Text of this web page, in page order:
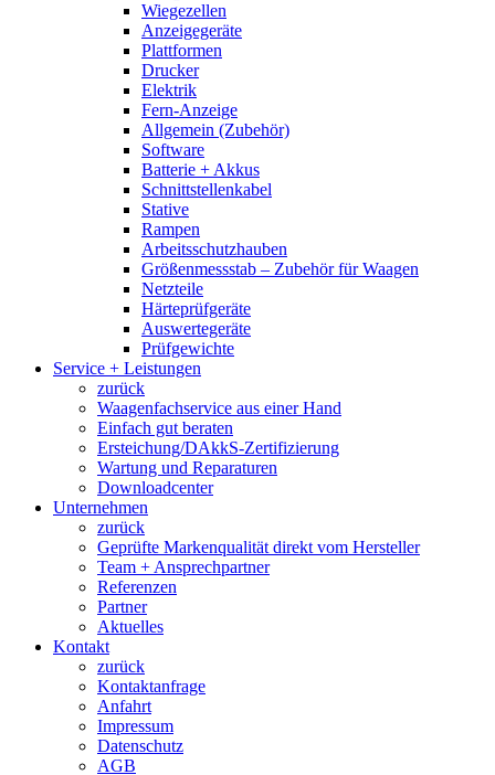
Wiegezellen
Anzeigegeräte
Plattformen
Drucker
Elektrik
Fern-Anzeige
Allgemein (Zubehör)
Software
Batterie + Akkus
Schnittstellenkabel
Stative
Rampen
Arbeitsschutzhauben
Größenmessstab – Zubehör für Waagen
Netzteile
Härteprüfgeräte
Auswertegeräte
Prüfgewichte
Service + Leistungen
zurück
Waagenfachservice aus einer Hand
Einfach gut beraten
Ersteichung/DAkkS-Zertifizierung
Wartung und Reparaturen
Downloadcenter
Unternehmen
zurück
Geprüfte Markenqualität direkt vom Hersteller
Team + Ansprechpartner
Referenzen
Partner
Aktuelles
Kontakt
zurück
Kontaktanfrage
Anfahrt
Impressum
Datenschutz
AGB